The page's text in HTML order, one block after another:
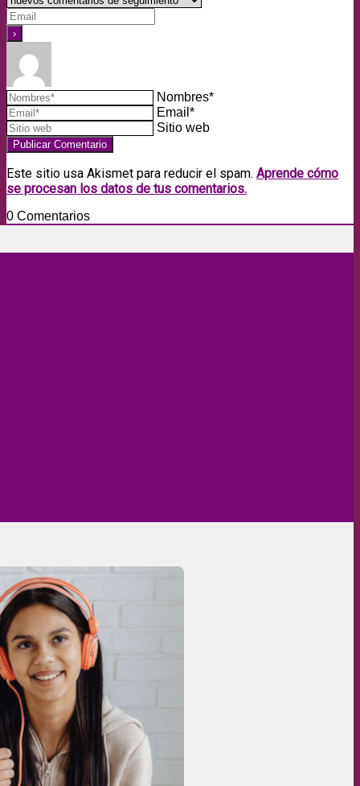
Nombres*
Email*
Sitio web
Este sitio usa Akismet para reducir el spam. Aprende cómo
se procesan los datos de tus comentarios.
0 Comentarios